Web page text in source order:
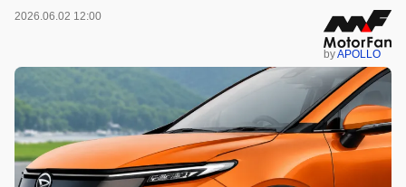
2026.06.02 12:00
byAPOLLO